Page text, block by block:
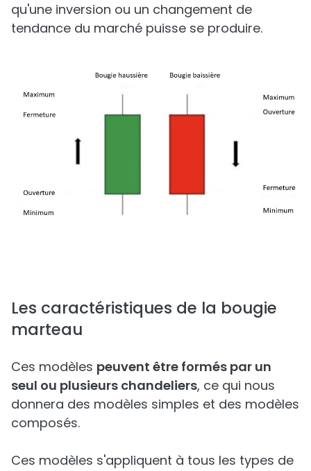
qu'une inversion ou un changement de
tendance du marché puisse se produire.
Les caractéristiques de la bougie
marteau
Ces modèles peuvent être formés par un
seul ou plusieurs chandeliers, ce qui nous
donnera des modèles simples et des modèles
composés.
Ces modèles s'appliquent à tous les types de